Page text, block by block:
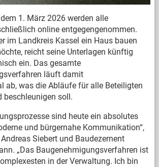
1. März 2026 werden alle
online entgegengenommen.
im Landkreis Kassel ein Haus bauen
reicht seine Unterlagen künftig
ein. Das gesamte
läuft damit
ab, was die Abläufe für alle Beteiligten
beschleunigen soll.
sind heute ein absolutes
und bürgernahe Kommunikation“,
Siebert und Baudezernent
„Das Baugenehmigungsverfahren ist
in der Verwaltung. Ich bin